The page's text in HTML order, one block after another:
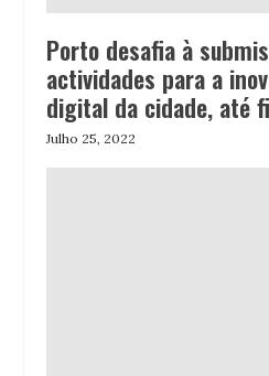
Porto desafia à
actividades para a
digital da cidade, até
Julho 25, 2022